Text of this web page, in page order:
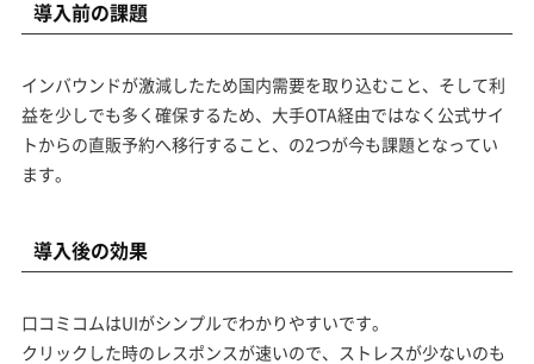
導入前の課題
インバウンドが激減したため国内需要を取り込むこと、そして利
益を少しでも多く確保するため、大手OTA経由ではなく公式サイ
トからの直販予約へ移行すること、の2つが今も課題となってい
ます。
導入後の効果
口コミコムはUIがシンプルでわかりやすいです。
クリックした時のレスポンスが速いので、ストレスが少ないのも